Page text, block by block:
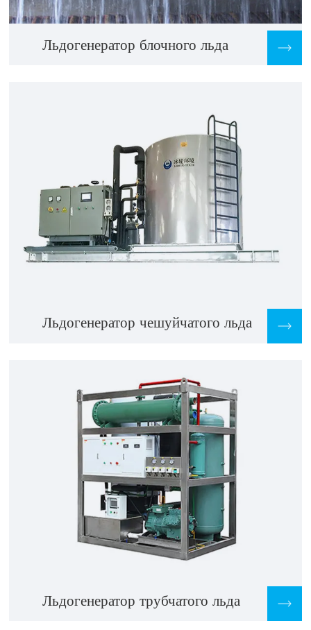
Льдогенератор блочного льда
Льдогенератор чешуйчатого льда
Льдогенератор трубчатого льда